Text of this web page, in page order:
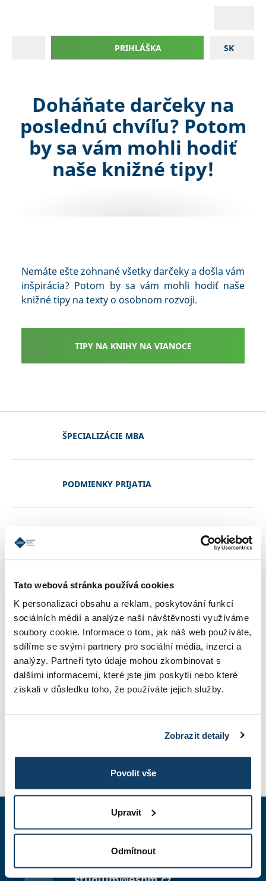
Tato webová stránka používá cookies
K personalizaci obsahu a reklam, poskytování funkcí
sociálních médií a analýze naší návštěvnosti využíváme
soubory cookie. Informace o tom, jak náš web používáte,
sdílíme se svými partnery pro sociální média, inzerci a
analýzy. Partneři tyto údaje mohou zkombinovat s
dalšími informacemi, které jste jim poskytli nebo které
získali v důsledku toho, že používáte jejich služby.
Zobrazit detaily
Povolit vše
Upravit
Odmítnout
SK
PRIHLÁŠKA
Doháňate darčeky na
poslednú chvíľu? Potom
by sa vám mohli hodiť
naše knižné tipy!
Nemáte ešte zohnané všetky darčeky a došla vám
inšpirácia? Potom by sa vám mohli hodiť naše
knižné tipy na texty o osobnom rozvoji.
TIPY NA KNIHY NA VIANOCE
ŠPECIALIZÁCIE MBA
PODMIENKY PRIJATIA
KONTAKT
INFORMÁCIE O ŠTÚDIU
ŠKOLNÉ
+420 603 836 740
7:30 - 17:00 hod.